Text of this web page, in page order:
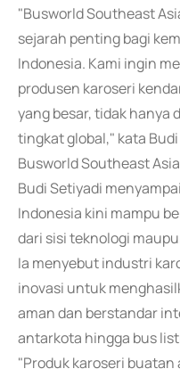
"Busworld Southeast
sejarah penting bagi
Indonesia. Kami ingin
produsen karoseri
yang besar, tidak hanya
tingkat global," kata
Busworld Southeast
Budi Setiyadi
Indonesia kini mampu
dari sisi teknologi
Ia menyebut industri
inovasi untuk
aman dan berstandar
antarkota hingga bus
"Produk karoseri